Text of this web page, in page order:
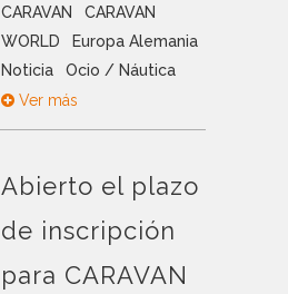
CARAVAN
CARAVAN
WORLD
Europa Alemania
Noticia
Ocio / Náutica
Ver más
Abierto el plazo
de inscripción
para CARAVAN